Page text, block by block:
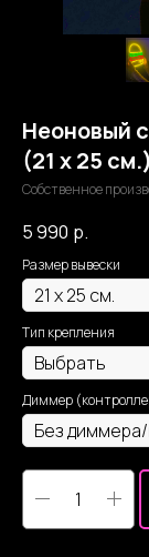
Неоновый
(21 х 25 см.)
Собственное
5 990 р.
Размер вывески
Тип крепления
Диммер